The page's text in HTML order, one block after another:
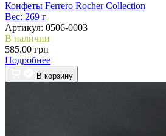
Конфеты Ferrero Rocher Collection
Вес: 269 г
Артикул: 0506-0003
В наличии
585.00 грн
Подробнее
В корзину